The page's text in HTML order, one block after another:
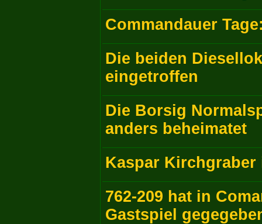
Commandauer
Die beiden
eingetroffen
Die Borsig
anders beheimatet
Kaspar
762-209 hat in
Gastspiel